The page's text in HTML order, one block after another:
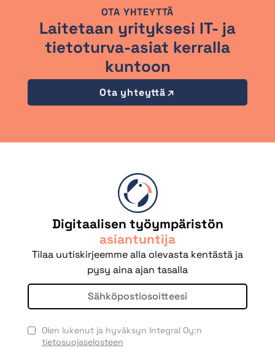
OTA YHTEYTTÄ
Laitetaan yrityksesi IT- ja
tietoturva-asiat kerralla
kuntoon
Ota yhteyttä
Digitaalisen työympäristön
asiantuntija
Tilaa uutiskirjeemme alla olevasta kentästä ja
pysy aina ajan tasalla
Olen lukenut ja hyväksyn Integral Oy:n
tietosuojaselosteen